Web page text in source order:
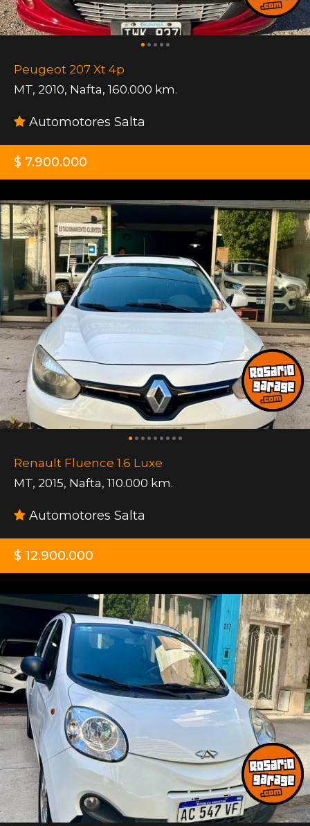
Peugeot 207 Xt 4p
MT, 2010, Nafta, 160.000 km.
Automotores Salta
$ 7.900.000
Renault Fluence 1.6 Luxe
MT, 2015, Nafta, 110.000 km.
Automotores Salta
$ 12.900.000